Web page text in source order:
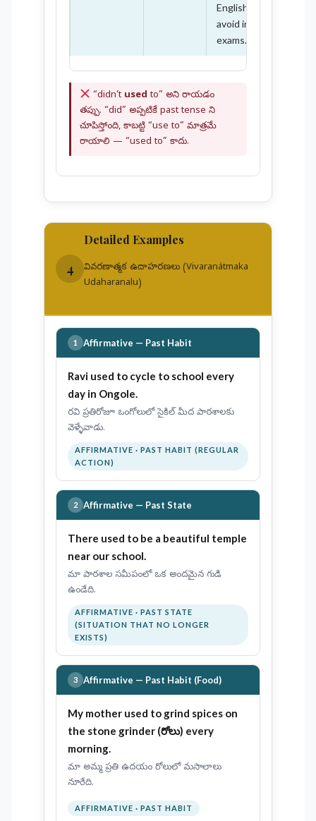
English but
avoid in
exams.
“didn’t used to” అని రాయడం
తప్పు. “did” అప్పటికే past tense ని
చూపిస్తోంది, కాబట్టి “use to” మాత్రమే
రాయాలి — “used to” కాదు.
4
Detailed Examples
వివరణాత్మక ఉదాహరణలు (Vivaranátmaka
Udaharanalu)
1 Affirmative — Past Habit
Ravi used to cycle to school every
day in Ongole.
రవి ప్రతిరోజూ ఒంగోలులో సైకిల్ మీద పాఠశాలకు
వెళ్ళేవాడు.
AFFIRMATIVE · PAST HABIT (REGULAR
ACTION)
2 Affirmative — Past State
There used to be a beautiful temple
near our school.
మా పాఠశాల సమీపంలో ఒక అందమైన గుడి
ఉండేది.
AFFIRMATIVE · PAST STATE
(SITUATION THAT NO LONGER
EXISTS)
3 Affirmative — Past Habit (Food)
My mother used to grind spices on
the stone grinder (రోలు) every
morning.
మా అమ్మ ప్రతి ఉదయం రోలులో మసాలాలు
నూరేది.
AFFIRMATIVE · PAST HABIT